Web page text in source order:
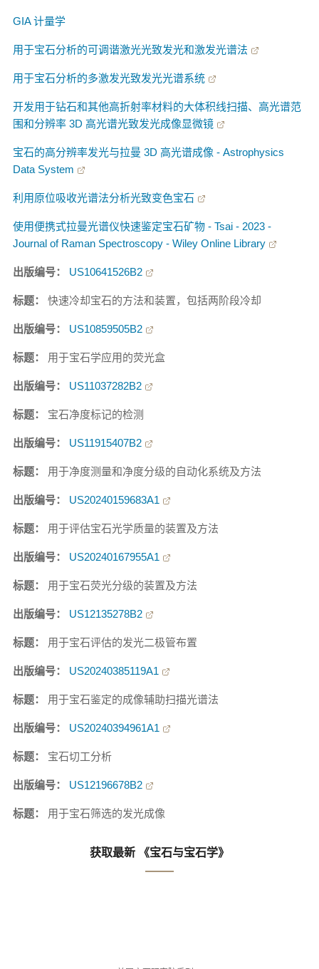
GIA 计量学
用于宝石分析的可调谐激光光致发光和激发光谱法
用于宝石分析的多激发光致发光光谱系统
开发用于钻石和其他高折射率材料的大体积线扫描、高光谱范
围和分辨率 3D 高光谱光致发光成像显微镜
宝石的高分辨率发光与拉曼 3D 高光谱成像 - Astrophysics
Data System
利用原位吸收光谱法分析光致变色宝石
使用便携式拉曼光谱仪快速鉴定宝石矿物 - Tsai - 2023 -
Journal of Raman Spectroscopy - Wiley Online Library
出版编号： US10641526B2
标题： 快速冷却宝石的方法和装置，包括两阶段冷却
出版编号： US10859505B2
标题： 用于宝石学应用的荧光盒
出版编号： US11037282B2
标题： 宝石净度标记的检测
出版编号： US11915407B2
标题： 用于净度测量和净度分级的自动化系统及方法
出版编号： US20240159683A1
标题： 用于评估宝石光学质量的装置及方法
出版编号： US20240167955A1
标题： 用于宝石荧光分级的装置及方法
出版编号： US12135278B2
标题： 用于宝石评估的发光二极管布置
出版编号： US20240385119A1
标题： 用于宝石鉴定的成像辅助扫描光谱法
出版编号： US20240394961A1
标题： 宝石切工分析
出版编号： US12196678B2
标题： 用于宝石筛选的发光成像
获取最新 《宝石与宝石学》